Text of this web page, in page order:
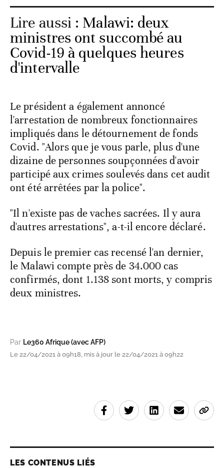
Lire aussi : Malawi: deux
ministres ont succombé au
Covid-19 à quelques heures
d'intervalle
Le président a également annoncé
l'arrestation de nombreux fonctionnaires
impliqués dans le détournement de fonds
Covid. "Alors que je vous parle, plus d'une
dizaine de personnes soupçonnées d'avoir
participé aux crimes soulevés dans cet audit
ont été arrêtées par la police".
"Il n'existe pas de vaches sacrées. Il y aura
d'autres arrestations", a-t-il encore déclaré.
Depuis le premier cas recensé l'an dernier,
le Malawi compte près de 34.000 cas
confirmés, dont 1.138 sont morts, y compris
deux ministres.
Par Le360 Afrique (avec AFP)
Le 22/04/2021 à 09h18, mis à jour le 22/04/2021 à 09h22
LES CONTENUS LIÉS